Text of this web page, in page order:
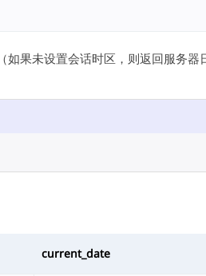
如果未设置会话时区，则返回服务器
current_date